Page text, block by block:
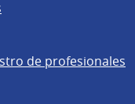
de profesionales